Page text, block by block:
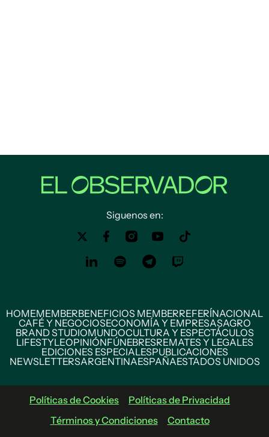
Siguenos en:
HOMEMEMBERBENEFICIOS MEMBERREFERÍNACIONAL
CAFÉ Y NEGOCIOSECONOMÍA Y EMPRESASAGRO
BRAND STUDIOMUNDOCULTURA Y ESPECTÁCULOS
LIFESTYLEOPINIÓNFÚNEBRESREMATES Y LEGALES
EDICIONES ESPECIALESPUBLICACIONES
NEWSLETTERSARGENTINAESPAÑAESTADOS UNIDOS
Políticas de Cookies
Políticas de Privacidad
Términos y Condiciones
Contacto